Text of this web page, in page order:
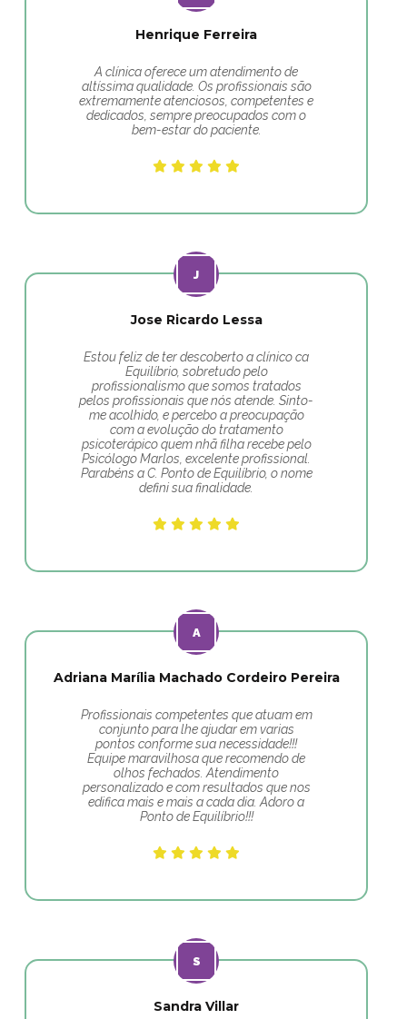
Henrique Ferreira
A clínica oferece um atendimento de
altíssima qualidade. Os profissionais são
extremamente atenciosos, competentes e
dedicados, sempre preocupados com o
bem-estar do paciente.
Jose Ricardo Lessa
Estou feliz de ter descoberto a clínico ca
Equilíbrio, sobretudo pelo
profissionalismo que somos tratados
pelos profissionais que nós atende. Sinto-
me acolhido, e percebo a preocupação
com a evolução do tratamento
psicoterápico quem nhã filha recebe pelo
Psicólogo Marlos, excelente profissional.
Parabéns a C. Ponto de Equilíbrio, o nome
defini sua finalidade.
Adriana Marília Machado Cordeiro Pereira
Profissionais competentes que atuam em
conjunto para lhe ajudar em varias
pontos conforme sua necessidade!!!
Equipe maravilhosa que recomendo de
olhos fechados. Atendimento
personalizado e com resultados que nos
edifica mais e mais a cada dia. Adoro a
Ponto de Equilíbrio!!!
Sandra Villar